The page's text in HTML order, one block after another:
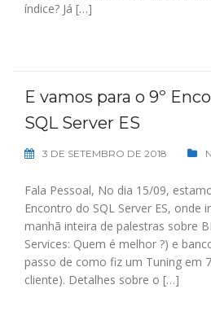
índice? Já […]
E vamos para o 9º
SQL Server ES
3 DE SETEMBRO DE 2018
Fala Pessoal, No dia 15/09,
Encontro do SQL Server ES, onde
manhã inteira de palestras sobre
Services: Quem é melhor ?) e
passo de como fiz um Tuning em
cliente). Detalhes sobre o […]